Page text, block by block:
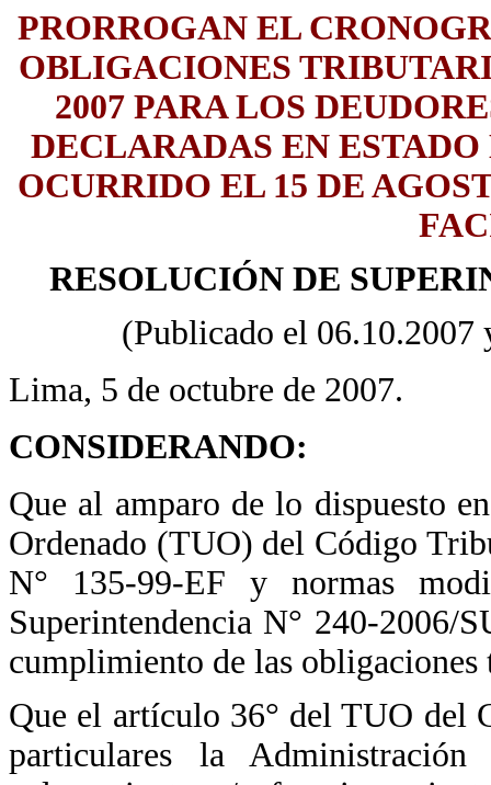
PRORROGAN EL
OBLIGACIONES
2007 PARA LOS
DECLARADAS EN
OCURRIDO EL 15 DE
RESOLUCIÓN DE
(Publicado el
Lima, 5 de octubre de 2007.
CONSIDERANDO:
Que al amparo de lo dispuesto
Ordenado (TUO) del Código
N° 135-99-EF y normas
Superintendencia N° 240-2006/
cumplimiento de las
Que el artículo 36° del TUO del
particulares la